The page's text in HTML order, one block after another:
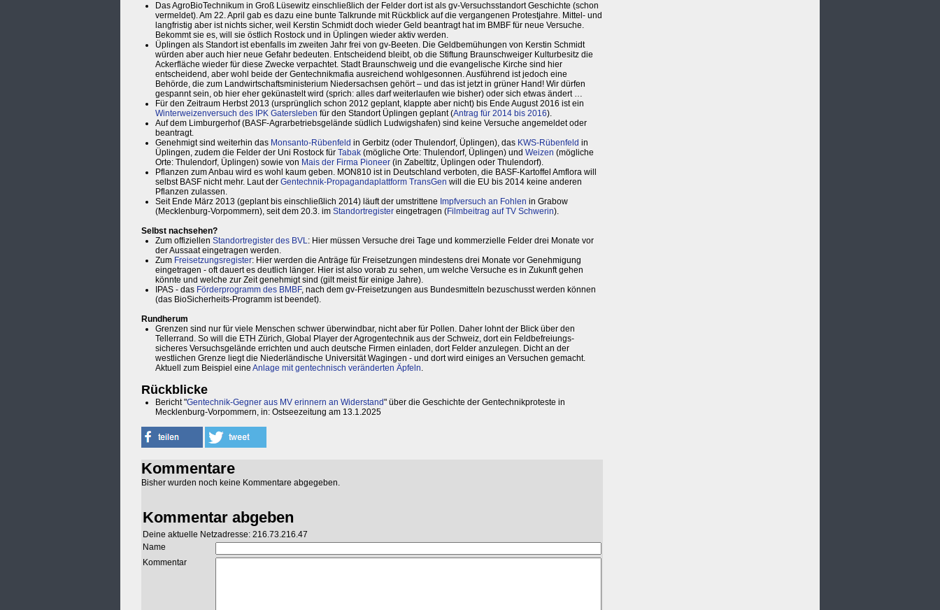
Das AgroBioTechnikum in Groß Lüsewitz einschließlich der Felder dort ist als gv-Versuchsstandort Geschichte (schon
vermeldet). Am 22. April gab es dazu eine bunte Talkrunde mit Rückblick auf die vergangenen Protestjahre. Mittel- und
langfristig aber ist nichts sicher, weil Kerstin Schmidt doch wieder Geld beantragt hat im BMBF für neue Versuche.
Bekommt sie es, will sie östlich Rostock und in Üplingen wieder aktiv werden.
Üplingen als Standort ist ebenfalls im zweiten Jahr frei von gv-Beeten. Die Geldbemühungen von Kerstin Schmidt
würden aber auch hier neue Gefahr bedeuten. Entscheidend bleibt, ob die Stiftung Braunschweiger Kulturbesitz die
Ackerfläche wieder für diese Zwecke verpachtet. Stadt Braunschweig und die evangelische Kirche sind hier
entscheidend, aber wohl beide der Gentechnikmafia ausreichend wohlgesonnen. Ausführend ist jedoch eine
Behörde, die zum Landwirtschaftsministerium Niedersachsen gehört – und das ist jetzt in grüner Hand! Wir dürfen
gespannt sein, ob hier eher gekünastelt wird (sprich: alles darf weiterlaufen wie bisher) oder sich etwas ändert …
Für den Zeitraum Herbst 2013 (ursprünglich schon 2012 geplant, klappte aber nicht) bis Ende August 2016 ist ein
Winterweizenversuch des IPK Gatersleben für den Standort Üplingen geplant (Antrag für 2014 bis 2016).
Auf dem Limburgerhof (BASF-Agrarbetriebsgelände südlich Ludwigshafen) sind keine Versuche angemeldet oder
beantragt.
Genehmigt sind weiterhin das Monsanto-Rübenfeld in Gerbitz (oder Thulendorf, Üplingen), das KWS-Rübenfeld in
Üplingen, zudem die Felder der Uni Rostock für Tabak (mögliche Orte: Thulendorf, Üplingen) und Weizen (mögliche
Orte: Thulendorf, Üplingen) sowie von Mais der Firma Pioneer (in Zabeltitz, Üplingen oder Thulendorf).
Pflanzen zum Anbau wird es wohl kaum geben. MON810 ist in Deutschland verboten, die BASF-Kartoffel Amflora will
selbst BASF nicht mehr. Laut der Gentechnik-Propagandaplattform TransGen will die EU bis 2014 keine anderen
Pflanzen zulassen.
Seit Ende März 2013 (geplant bis einschließlich 2014) läuft der umstrittene Impfversuch an Fohlen in Grabow
(Mecklenburg-Vorpommern), seit dem 20.3. im Standortregister eingetragen (Filmbeitrag auf TV Schwerin).
Selbst nachsehen?
Zum offiziellen Standortregister des BVL: Hier müssen Versuche drei Tage und kommerzielle Felder drei Monate vor
der Aussaat eingetragen werden.
Zum Freisetzungsregister: Hier werden die Anträge für Freisetzungen mindestens drei Monate vor Genehmigung
eingetragen - oft dauert es deutlich länger. Hier ist also vorab zu sehen, um welche Versuche es in Zukunft gehen
könnte und welche zur Zeit genehmigt sind (gilt meist für einige Jahre).
IPAS - das Förderprogramm des BMBF, nach dem gv-Freisetzungen aus Bundesmitteln bezuschusst werden können
(das BioSicherheits-Programm ist beendet).
Rundherum
Grenzen sind nur für viele Menschen schwer überwindbar, nicht aber für Pollen. Daher lohnt der Blick über den
Tellerrand. So will die ETH Zürich, Global Player der Agrogentechnik aus der Schweiz, dort ein Feldbefreiungs-
sicheres Versuchsgelände errichten und auch deutsche Firmen einladen, dort Felder anzulegen. Dicht an der
westlichen Grenze liegt die Niederländische Universität Wagingen - und dort wird einiges an Versuchen gemacht.
Aktuell zum Beispiel eine Anlage mit gentechnisch veränderten Äpfeln.
Rückblicke
Bericht "Gentechnik-Gegner aus MV erinnern an Widerstand" über die Geschichte der Gentechnikproteste in
Mecklenburg-Vorpommern, in: Ostseezeitung am 13.1.2025
Kommentare
Bisher wurden noch keine Kommentare abgegeben.
Kommentar abgeben
Deine aktuelle Netzadresse: 216.73.216.47
Name
Kommentar